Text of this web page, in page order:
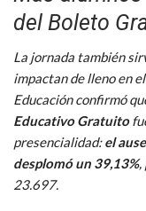
del Boleto
La jornada también
impactan de lleno en
Educación confirmó
Educativo Gratuito
presencialidad:el
desplomó un 39,13%,
23.697.